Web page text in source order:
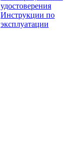
удостоверения
Инструкции по
эксплуатации